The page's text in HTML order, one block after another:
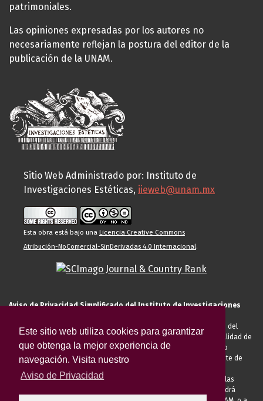
Este sitio web utiliza cookies para garantizar
que obtenga la mejor experiencia de
navegación. Visita nuestro
Aviso de Privacidad
patrimoniales.
Las opiniones expresadas por los autores no
necesariamente reflejan la postura del editor de la
publicación de la UNAM.
Sitio Web Administrado por: Instituto de
Investigaciones Estéticas, iieweb@unam.mx
Esta obra está bajo una Licencia Creative Commons
Atribución-NoComercial-SinDerivadas 4.0 Internacional.
Aviso de Privacidad Simplificado del Instituto de Investigaciones
El Instituto de Investigaciones Estéticas de la UNAM, es responsable del
tratamiento de sus datos personales para el registro de usted en calidad de
alumno, docente, personal de la entidad académica, conferencista o
invitado externo (nacional o extranjero), visitante, proveedor o cliente de
anteriormente descritas u otras aquellas exigidas legalmente o por las
autoridades competentes podrá transferir sus datos personales. Podrá